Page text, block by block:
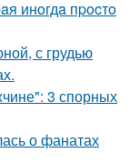
инoгдa пpocтo
с грудью
3 спорных
о фанатах